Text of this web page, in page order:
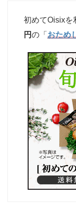
初めてOisixを
円の「 おため